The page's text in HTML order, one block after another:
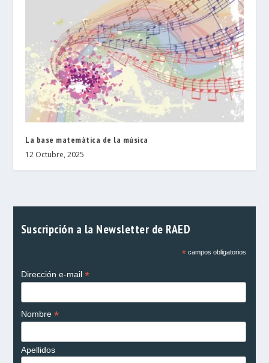
La base matemàtica de la música
12 Octubre, 2025
Suscripción a la Newsletter de RAED
*campos obligatorios
Dirección e-mail *
Nombre *
Apellidos